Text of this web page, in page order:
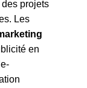
projets
Les
en